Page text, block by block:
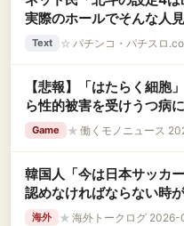
実際のホールでそんな人
Text ☆ パチンコ・パチスロ
【悲報】「はたらく細
ら性的被害を受けうつ病に
Game ★ 働くモノニュース
韓国人「今は日本サッカ
認めなければならない時
国の反応
海外 ★ 海外トークログ